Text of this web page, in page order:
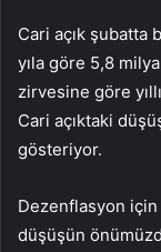
Cari açık şubatta
yıla göre 5,8
zirvesine göre
Cari açıktaki
gösteriyor.
Dezenflasyon için
düşüşün